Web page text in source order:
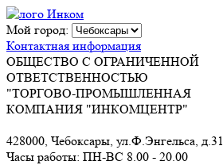
Мой город:
Контактная информация
ОБЩЕСТВО С ОГРАНИЧЕННОЙ
ОТВЕТСТВЕННОСТЬЮ
"ТОРГОВО-ПРОМЫШЛЕННАЯ
КОМПАНИЯ "ИНКОМЦЕНТР"
428000, Чебоксары, ул.Ф.Энгельса, д.31
Часы работы: ПН-ВС 8.00 - 20.00